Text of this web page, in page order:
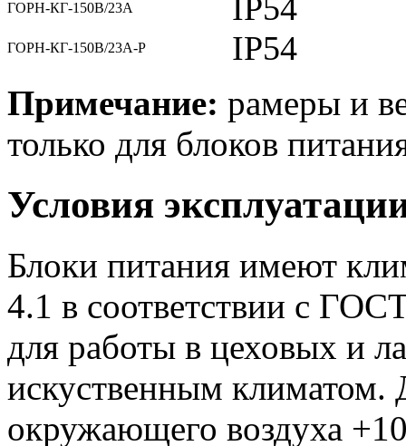
ГОРН-КГ-150В/23А IP54
ГОРН-КГ-150В/23А-Р IP54
Примечание: рамеры и
только для блоков
Условия
Блоки питания имеют
4.1 в соответствии с
для работы в цеховых и
искуственным климатом.
окружающего воздуха